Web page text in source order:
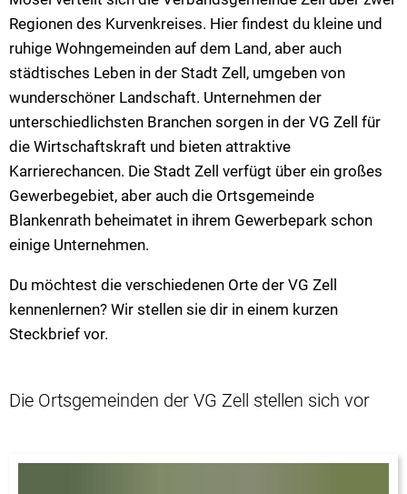
VG Zell
Regionen des Kurvenkreises. Hier findest du kleine und
ruhige Wohngemeinden auf dem Land, aber auch
städtisches Leben in der Stadt Zell, umgeben von
wunderschöner Landschaft. Unternehmen der
unterschiedlichsten Branchen sorgen in der VG Zell für
die Wirtschaftskraft und bieten attraktive
Karrierechancen. Die Stadt Zell verfügt über ein großes
Gewerbegebiet, aber auch die Ortsgemeinde
Blankenrath beheimatet in ihrem Gewerbepark schon
einige Unternehmen.
Du möchtest die verschiedenen Orte der VG Zell
kennenlernen? Wir stellen sie dir in einem kurzen
Steckbrief vor.
Die Ortsgemeinden der VG Zell stellen sich vor